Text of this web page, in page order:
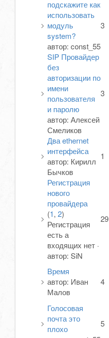
подскажите как
использовать
модуль
system?
автор: const_55
3
SIP Провайдер
без
авторизации по
имени
пользователя
и паролю
автор: Алексей
Смеликов
3
Два ethernet
интерфейса
автор: Кирилл
Бычков
1
Регистрация
нового
провайдера
(1, 2)
Регистрация
есть а
входящих нет ·
автор: SiN
29
Время
автор: Иван
Малов
4
Голосовая
почта это
плохо
5